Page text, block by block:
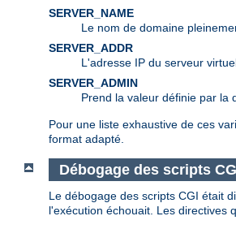
SERVER_NAME
Le nom de domaine
SERVER_ADDR
L'adresse IP du serveur
SERVER_ADMIN
Prend la valeur définie par la
Pour une liste exhaustive de ces
format adapté.
Débogage des scripts
Le débogage des scripts CGI était
l'exécution échouait. Les directives